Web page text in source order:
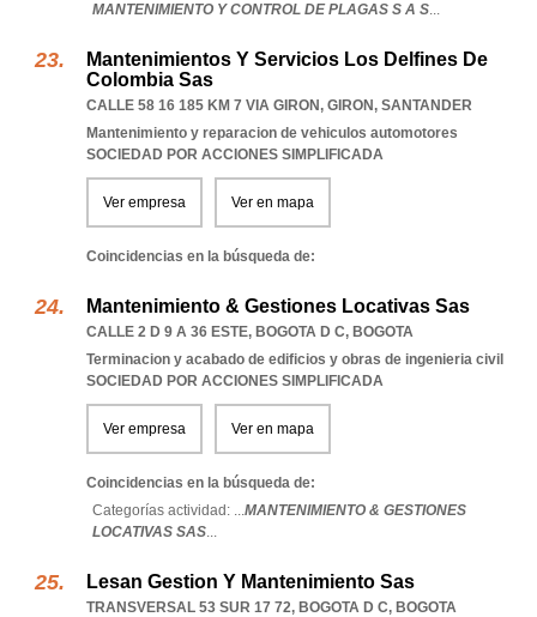
MANTENIMIENTO Y CONTROL DE PLAGAS S A S...
Mantenimientos Y Servicios Los Delfines De
Colombia Sas
CALLE 58 16 185 KM 7 VIA GIRON, GIRON, SANTANDER
Mantenimiento y reparacion de vehiculos automotores
SOCIEDAD POR ACCIONES SIMPLIFICADA
Ver empresa Ver en mapa
Coincidencias en la búsqueda de:
Mantenimiento & Gestiones Locativas Sas
CALLE 2 D 9 A 36 ESTE, BOGOTA D C, BOGOTA
Terminacion y acabado de edificios y obras de ingenieria civil
SOCIEDAD POR ACCIONES SIMPLIFICADA
Ver empresa Ver en mapa
Coincidencias en la búsqueda de:
Categorías actividad: ...MANTENIMIENTO & GESTIONES
LOCATIVAS SAS...
Lesan Gestion Y Mantenimiento Sas
TRANSVERSAL 53 SUR 17 72, BOGOTA D C, BOGOTA